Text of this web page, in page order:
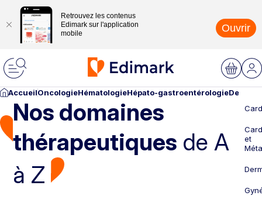
Retrouvez les contenus
Edimark sur l'application
mobile
Ouvrir
AccueilOncologieHématologieHépato-gastroentérologie
Nos domaines
thérapeutiques de A
à Z
et